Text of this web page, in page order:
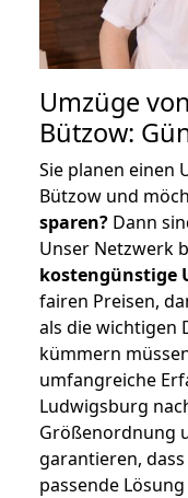
Umzüge
Bützow:
Sie planen einen
Bützow und
sparen? Dann
Unser Netzwerk
kostengünstige
fairen Preisen,
als die wichtigen
kümmern
umfangreiche
Ludwigsburg
Größenordnung
garantieren,
passende